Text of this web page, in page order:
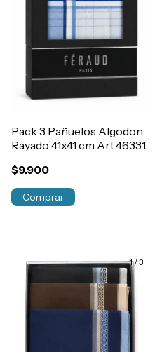
Pack 3 Pañuelos Algodon
Rayado 41x41 cm Art.46331
$9.900
Comprar
1/3